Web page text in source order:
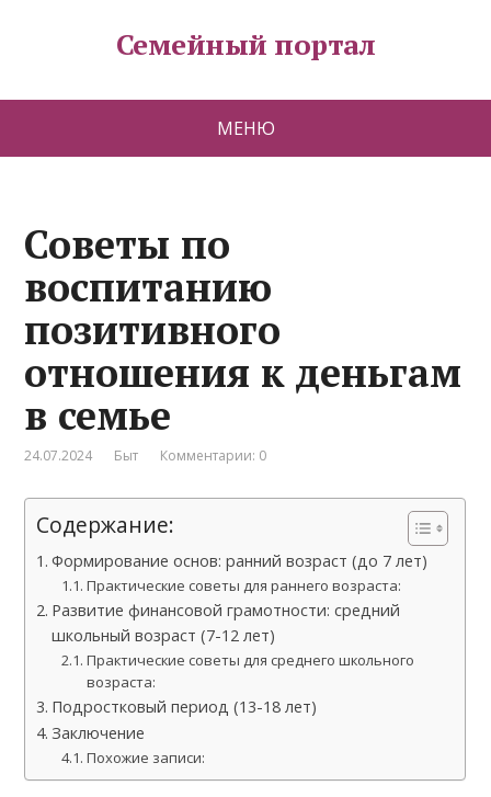
Семейный портал
МЕНЮ
Советы по
воспитанию
позитивного
отношения к деньгам
в семье
24.07.2024 Быт Комментарии: 0
Содержание:
Формирование основ: ранний возраст (до 7 лет)
Практические советы для раннего возраста:
Развитие финансовой грамотности: средний
школьный возраст (7-12 лет)
Практические советы для среднего школьного
возраста:
Подростковый период (13-18 лет)
Заключение
Похожие записи: